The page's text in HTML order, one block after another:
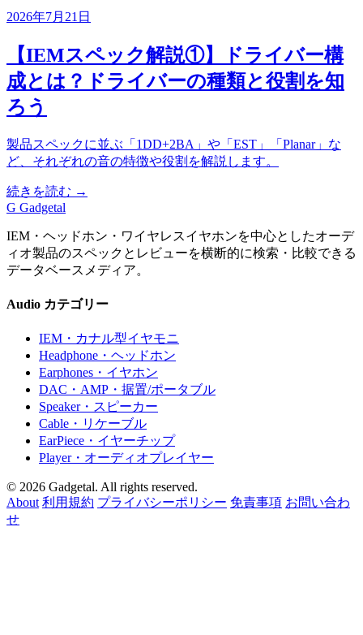
2026年7月21日
【IEMスペック解説①】ドライバー構
成とは？ドライバーの種類と役割を知
ろう
製品スペックに並ぶ「1DD+2BA」や「EST」「Planar」な
ど、それぞれの音の特徴や役割を解説します。
続きを読む →
G Gadgetal
IEM・ヘッドホン・ワイヤレスイヤホンを中心としたオーデ
ィオ製品のスペックとレビューを横断的に検索・比較できる
データベースメディア。
Audio カテゴリー
IEM ・カナル型イヤモニ
Headphone ・ヘッドホン
Earphones ・イヤホン
DAC・AMP ・据置/ポータブル
Speaker・スピーカー
Cable ・リケーブル
EarPiece ・イヤーチップ
Player・オーディオプレイヤー
© 2026 Gadgetal. All rights reserved.
About 利用規約 プライバシーポリシー 免責事項 お問い合わ
せ